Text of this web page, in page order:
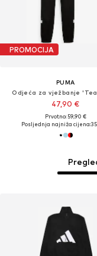
PROMOCIJA
PUMA
Odjeća za vježbanje
47,90 €
Prvotno: 59,90 €
Posljednja najniža cijena: